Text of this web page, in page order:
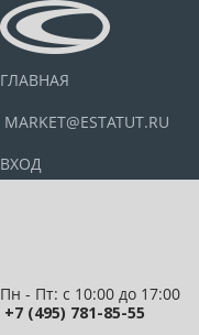
ГЛАВНАЯ
MARKET@ESTATUT.RU
ВХОД
Пн - Пт: с 10:00 до 17:00
+7 (495) 781-85-55